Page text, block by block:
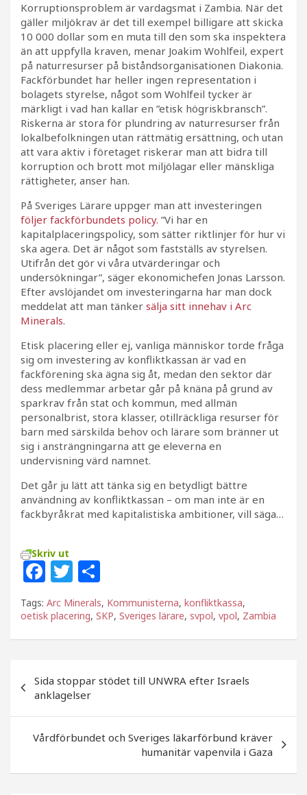
Korruptionsproblem är vardagsmat i Zambia. När det
gäller miljökrav är det till exempel billigare att skicka
10 000 dollar som en muta till den som ska inspektera
än att uppfylla kraven, menar Joakim Wohlfeil, expert
på naturresurser på bistånds­organisationen Diakonia.
Fackförbundet har heller ingen representation i
bolagets styrelse, något som Wohlfeil tycker är
märkligt i vad han kallar en ”etisk högriskbransch”.
Riskerna är stora för plundring av natur­resurser från
lokal­befolkningen utan rättmätig ersättning, och utan
att vara aktiv i företaget riskerar man att bidra till
korruption och brott mot miljölagar eller mänskliga
rättigheter, anser han.
På Sveriges Lärare uppger man att investeringen
följer fackförbundets policy. ”Vi har en
kapitalplaceringspolicy, som sätter riktlinjer för hur vi
ska agera. Det är något som fastställs av styrelsen.
Utifrån det gör vi våra utvärderingar och
undersökningar”, säger ekonomichefen Jonas Larsson.
Efter avslöjandet om investeringarna har man dock
meddelat att man tänker sälja sitt innehav i Arc
Minerals.
Etisk placering eller ej, vanliga människor torde fråga
sig om investering av konfliktkassan är vad en
fackförening ska ägna sig åt, medan den sektor där
dess medlemmar arbetar går på knäna på grund av
sparkrav från stat och kommun, med allmän
personalbrist, stora klasser, otillräckliga resurser för
barn med särskilda behov och lärare som bränner ut
sig i ansträngningarna att ge eleverna en
undervisning värd namnet.
Det går ju lätt att tänka sig en betydligt bättre
användning av konfliktkassan – om man inte är en
fackbyråkrat med kapitalistiska ambitioner, vill säga…
Skriv ut
F
a
c
e
o
o
k
T
w
itt
e
el
a
Tags: Arc Minerals, Kommunisterna, konfliktkassa,
oetisk placering, SKP, Sveriges lärare, svpol, vpol, Zambia
Sida stoppar stödet till UNWRA efter Israels
anklagelser
Vårdförbundet och Sveriges läkarförbund kräver
humanitär vapenvila i Gaza